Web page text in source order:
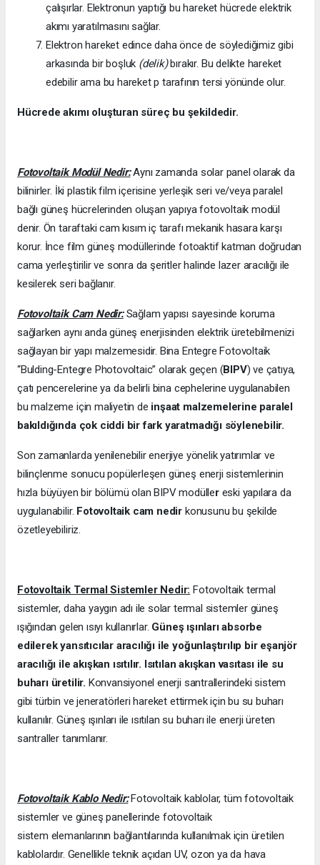
çalışırlar. Elektronun yaptığı bu hareket hücrede elektrik
akımı yaratılmasını sağlar.
Elektron hareket edince daha önce de söylediğimiz gibi
arkasında bir boşluk (delik)bırakır. Bu delikte hareket
edebilir ama bu hareket p tarafının tersi yönünde olur.
Hücrede akımı oluşturan süreç bu şekildedir.
Fotovoltaik Modül Nedir:Aynı zamanda solar panel olarak da
bilinirler. İki plastik film içerisine yerleşik seri ve/veya paralel
bağlı güneş hücrelerinden oluşan yapıya fotovoltaik modül
denir. Ön taraftaki cam kısım iç tarafı mekanik hasara karşı
korur. İnce film güneş modüllerinde fotoaktif katman doğrudan
cama yerleştirilir ve sonra da şeritler halinde lazer aracılığı ile
kesilerek seri bağlanır.
Fotovoltaik Cam Nedir:Sağlam yapısı sayesinde koruma
sağlarken aynı anda güneş enerjisinden elektrik üretebilmenizi
sağlayan bir yapı malzemesidir. Bina Entegre Fotovoltaik
“Bulding-Entegre Photovoltaic” olarak geçen (BIPV) ve çatıya,
çatı pencerelerine ya da belirli bina cephelerine uygulanabilen
bu malzeme için maliyetin de inşaat malzemelerine paralel
bakıldığında çok ciddi bir fark yaratmadığı söylenebilir.
Son zamanlarda yenilenebilir enerjiye yönelik yatırımlar ve
bilinçlenme sonucu popülerleşen güneş enerji sistemlerinin
hızla büyüyen bir bölümü olan BIPV modüller eski yapılara da
uygulanabilir. Fotovoltaik cam nedir konusunu bu şekilde
özetleyebiliriz.
Fotovoltaik Termal Sistemler Nedir: Fotovoltaik termal
sistemler, daha yaygın adı ile solar termal sistemler güneş
ışığından gelen ısıyı kullanırlar. Güneş ışınları absorbe
edilerek yansıtıcılar aracılığı ile yoğunlaştırılıp bir eşanjör
aracılığı ile akışkan ısıtılır. Isıtılan akışkan vasıtası ile su
buharı üretilir. Konvansiyonel enerji santrallerindeki sistem
gibi türbin ve jeneratörleri hareket ettirmek için bu su buharı
kullanılır. Güneş ışınları ile ısıtılan su buharı ile enerji üreten
santraller tanımlanır.
Fotovoltaik Kablo Nedir:Fotovoltaik kablolar, tüm fotovoltaik
sistemler ve güneş panellerinde fotovoltaik
sistem elemanlarının bağlantılarında kullanılmak için üretilen
kablolardır. Genellikle teknik açıdan UV, ozon ya da hava